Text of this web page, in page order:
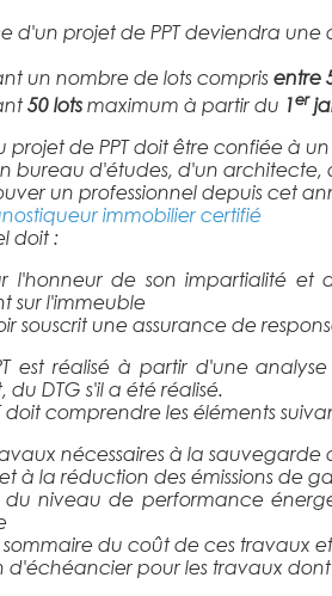
d'un projet de PPT deviendra
un nombre de lots compris entre
50 lotsmaximum à partir du 1er
projet de PPT doit être confiée à
bureau d'études, d'un
un professionnel depuis cet
immobilier certifié
doit :
l'honneur de son impartialité
sur l'immeuble
souscrit une assurance de
est réalisé à partir d'une
DTG s'il a été réalisé.
doit comprendre les éléments
nécessaires à la
à la réduction des émissions de
du niveau de performance
sommaire du coût de ces travaux
d'échéancier pour les travaux